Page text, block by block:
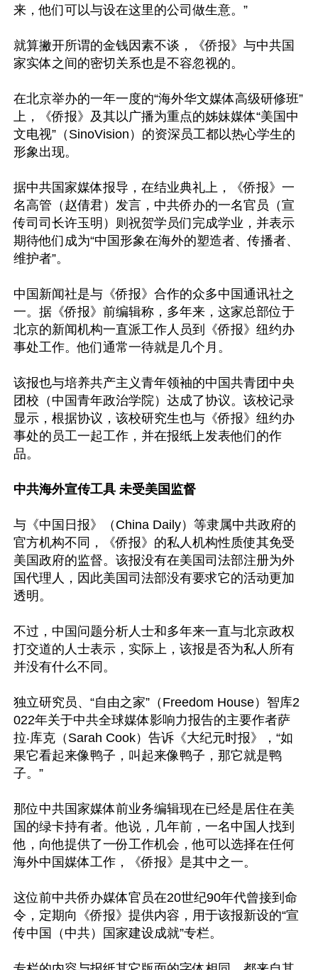
来，他们可以与设在这里的公司做生意。”
就算撇开所谓的金钱因素不谈，《侨报》与中共国
家实体之间的密切关系也是不容忽视的。
在北京举办的一年一度的“海外华文媒体高级研修班”
上，《侨报》及其以广播为重点的姊妹媒体“美国中
文电视”（SinoVision）的资深员工都以热心学生的
形象出现。
据中共国家媒体报导，在结业典礼上，《侨报》一
名高管（赵倩君）发言，中共侨办的一名官员（宣
传司司长许玉明）则祝贺学员们完成学业，并表示
期待他们成为“中国形象在海外的塑造者、传播者、
维护者”。
中国新闻社是与《侨报》合作的众多中国通讯社之
一。据《侨报》前编辑称，多年来，这家总部位于
北京的新闻机构一直派工作人员到《侨报》纽约办
事处工作。他们通常一待就是几个月。
该报也与培养共产主义青年领袖的中国共青团中央
团校（中国青年政治学院）达成了协议。该校记录
显示，根据协议，该校研究生也与《侨报》纽约办
事处的员工一起工作，并在报纸上发表他们的作
品。
中共海外宣传工具 未受美国监督
与《中国日报》（China Daily）等隶属中共政府的
官方机构不同，《侨报》的私人机构性质使其免受
美国政府的监督。该报没有在美国司法部注册为外
国代理人，因此美国司法部没有要求它的活动更加
透明。
不过，中国问题分析人士和多年来一直与北京政权
打交道的人士表示，实际上，该报是否为私人所有
并没有什么不同。
独立研究员、“自由之家”（Freedom House）智库2
022年关于中共全球媒体影响力报告的主要作者萨
拉‧库克（Sarah Cook）告诉《大纪元时报》，“如
果它看起来像鸭子，叫起来像鸭子，那它就是鸭
子。”
那位中共国家媒体前业务编辑现在已经是居住在美
国的绿卡持有者。他说，几年前，一名中国人找到
他，向他提供了一份工作机会，他可以选择在任何
海外中国媒体工作，《侨报》是其中之一。
这位前中共侨办媒体官员在20世纪90年代曾接到命
令，定期向《侨报》提供内容，用于该报新设的“宣
传中国（中共）国家建设成就”专栏。